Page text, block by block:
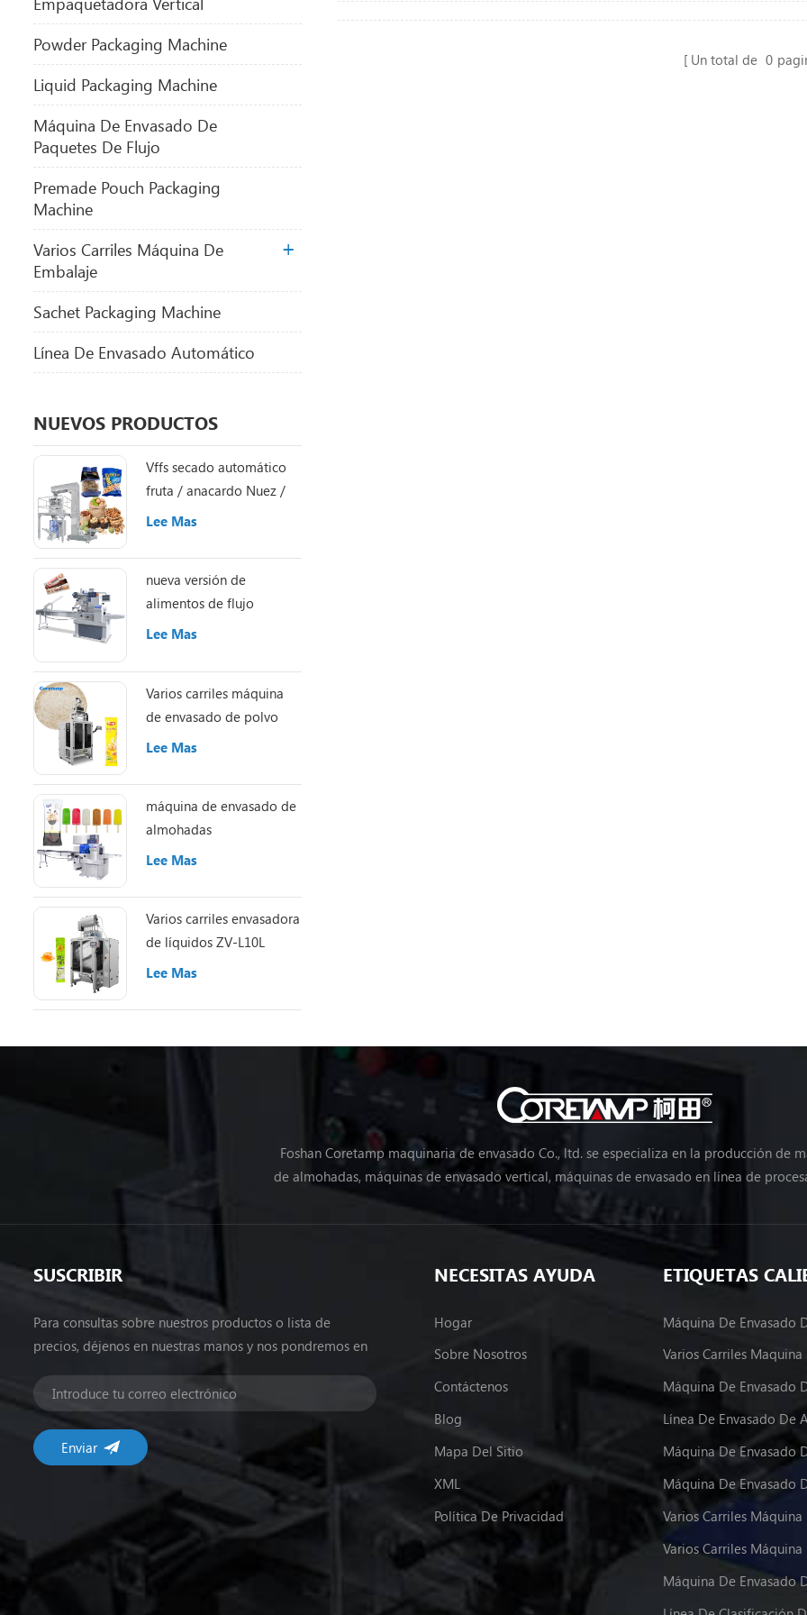
Un total de 0
Powder Packaging Machine
Liquid Packaging Machine
Máquina De Envasado De
Paquetes De Flujo
Premade Pouch Packaging
Machine
Varios Carriles Máquina De
Embalaje
Sachet Packaging Machine
Línea De Envasado Automático
NUEVOS PRODUCTOS
Vffs secado automático
fruta / anacardo Nuez /
Almond máquina de
Lee Mas
nueva versión de
alimentos de flujo
automático Caramelo /
granola / proteína
empaquetadora de
barras
Lee Mas
Varios carriles máquina
de envasado de polvo
Lee Mas
máquina de envasado de
almohadas
Lee Mas
Varios carriles envasadora
de líquidos ZV-L10L
Lee Mas
Foshan Coretamp maquinaria de envasado Co., ltd. se especializa en la producción de
de almohadas, máquinas de envasado vertical, máquinas de envasado en línea de
máquinas de envasado de verduras, máquinas de embalaje, etc.
SUSCRIBIR
Para consultas sobre nuestros productos o lista de
precios, déjenos en nuestras manos y nos pondremos en
NECESITAS AYUDA
Hogar
Sobre Nosotros
Contáctenos
Blog
Mapa Del Sitio
XML
Política De Privacidad
ETIQUETAS
Máquina De Envasado
Línea De Envasado De
Máquina De Envasado
Máquina De Envasado